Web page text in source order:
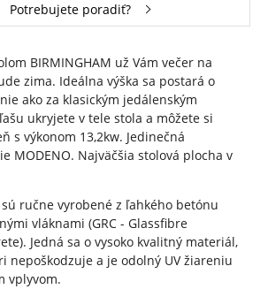
Potrebujete poradiť?
BIRMINGHAM už Vám večer na
zima. Ideálna výška sa postará o
ako za klasickým jedálenským
ukryjete v tele stola a môžete si
s výkonom 13,2kw. Jedinečná
MODENO. Najväčšia stolová plocha v
ručne vyrobené z ľahkého betónu
vláknami (GRC - Glassfibre
Jedná sa o vysoko kvalitný materiál,
nepoškodzuje a je odolný UV žiareniu
vplyvom.